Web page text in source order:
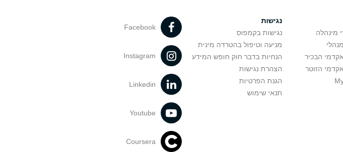
מינהלה
הבכיר
הזוטר
נגישות
נגישות בקמפוס
מניעה וטיפול בהטרדה מינית
הנחיות בדבר חוק חופש המידע
הצהרת נגישות
הגנת הפרטיות
תנאי שימוש
Facebook
Instagram
Linkedin
Youtube
Coursera